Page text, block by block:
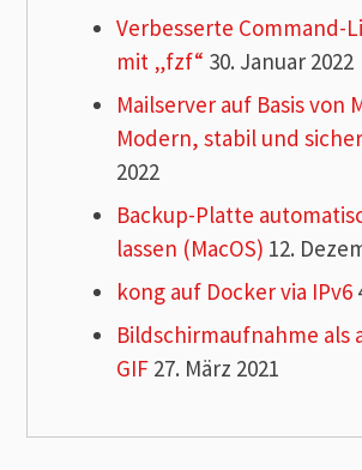
Verbesserte Command-
mit „fzf“ 30. Januar 2022
Mailserver auf Basis von
Modern, stabil und sicher
2022
Backup-Platte
lassen (MacOS) 12.
kong auf Docker via IPv6
Bildschirmaufnahme als
GIF 27. März 2021